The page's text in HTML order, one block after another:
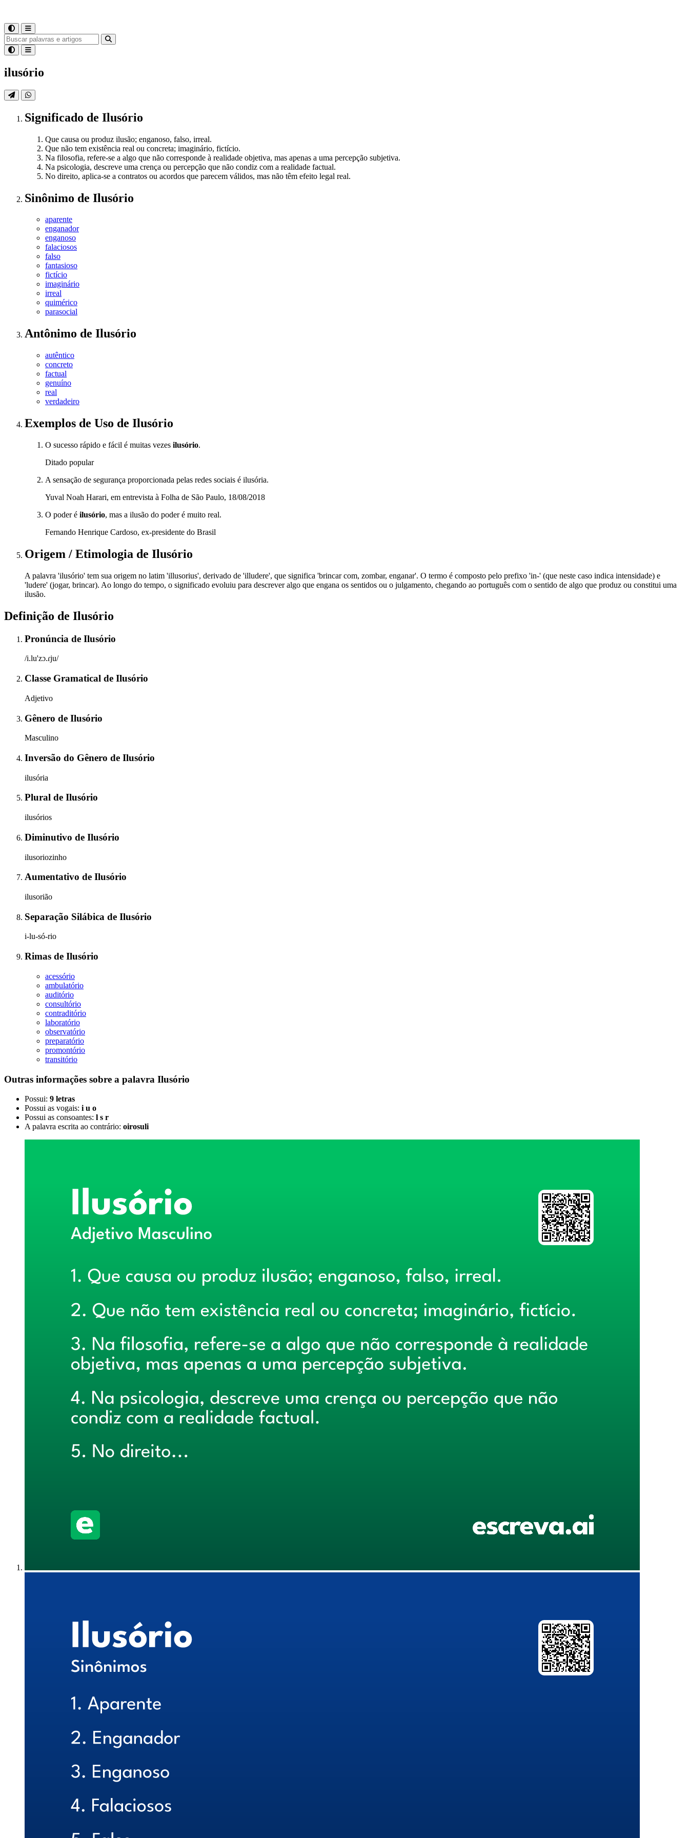
ilusório
Significado de Ilusório
Que causa ou produz ilusão; enganoso, falso, irreal.
Que não tem existência real ou concreta; imaginário, fictício.
Na filosofia, refere-se a algo que não corresponde à realidade objetiva, mas apenas a uma percepção subjetiva.
Na psicologia, descreve uma crença ou percepção que não condiz com a realidade factual.
No direito, aplica-se a contratos ou acordos que parecem válidos, mas não têm efeito legal real.
Sinônimo de Ilusório
aparente
enganador
enganoso
falaciosos
falso
fantasioso
fictício
imaginário
irreal
quimérico
parasocial
Antônimo de Ilusório
autêntico
concreto
factual
genuíno
real
verdadeiro
Exemplos de Uso de Ilusório
O sucesso rápido e fácil é muitas vezes ilusório.
Ditado popular
A sensação de segurança proporcionada pelas redes sociais é ilusória.
Yuval Noah Harari, em entrevista à Folha de São Paulo, 18/08/2018
O poder é ilusório, mas a ilusão do poder é muito real.
Fernando Henrique Cardoso, ex-presidente do Brasil
Origem / Etimologia de Ilusório
A palavra 'ilusório' tem sua origem no latim 'illusorius', derivado de 'illudere', que significa 'brincar com, zombar, enganar'. O termo é composto pelo prefixo 'in-' (que neste caso indica intensidade) e
'ludere' (jogar, brincar). Ao longo do tempo, o significado evoluiu para descrever algo que engana os sentidos ou o julgamento, chegando ao português com o sentido de algo que produz ou constitui uma
ilusão.
Definição de Ilusório
Pronúncia de Ilusório
/i.lu'zɔ.ɾju/
Classe Gramatical de Ilusório
Adjetivo
Gênero de Ilusório
Masculino
Inversão do Gênero de Ilusório
ilusória
Plural de Ilusório
ilusórios
Diminutivo de Ilusório
ilusoriozinho
Aumentativo de Ilusório
ilusorião
Separação Silábica de Ilusório
i-lu-só-rio
Rimas de Ilusório
acessório
ambulatório
auditório
consultório
contraditório
laboratório
observatório
preparatório
promontório
transitório
Outras informações sobre a palavra Ilusório
Possui: 9 letras
Possui as vogais: i u o
Possui as consoantes: l s r
A palavra escrita ao contrário: oirosuli